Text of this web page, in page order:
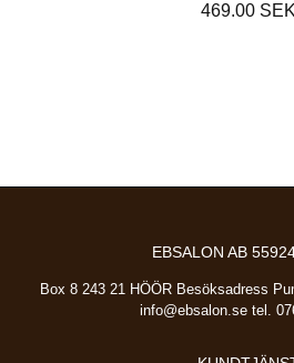
469.00 SEK
EBSALON AB
Box 8 243 21 HÖÖR Besöksadress
info@ebsalon.setel.